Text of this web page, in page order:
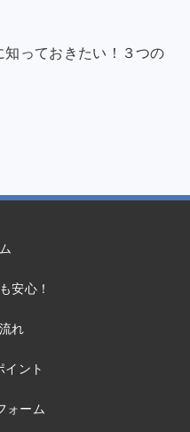
知っておきたい！３つの
安心！
れ
イント
ォーム